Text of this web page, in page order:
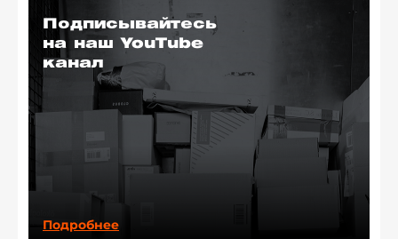
Подписывайтесь
на наш YouTube
канал
Подробнее